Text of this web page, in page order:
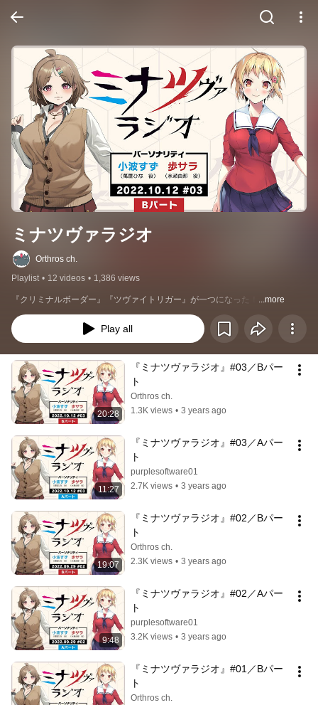
ミナツヴァラジオ
Orthros ch.
Playlist • 12 videos • 1,386 views
『クリミナルボーダー』『ツヴァイトリガー』が一つになった！ ...more
Play all
20:28
『ミナツヴァラジオ』#03／Bパー
ト
Orthros ch.
1.3K views • 3 years ago
11:27
『ミナツヴァラジオ』#03／Aパー
ト
purplesoftware01
2.7K views • 3 years ago
19:07
『ミナツヴァラジオ』#02／Bパー
ト
Orthros ch.
2.3K views • 3 years ago
9:48
『ミナツヴァラジオ』#02／Aパー
ト
purplesoftware01
3.2K views • 3 years ago
『ミナツヴァラジオ』#01／Bパー
ト
Orthros ch.